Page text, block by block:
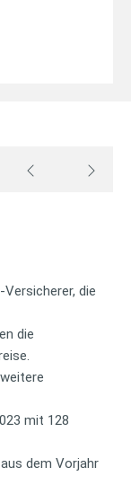
die
die
mit 128
dem Vorjahr